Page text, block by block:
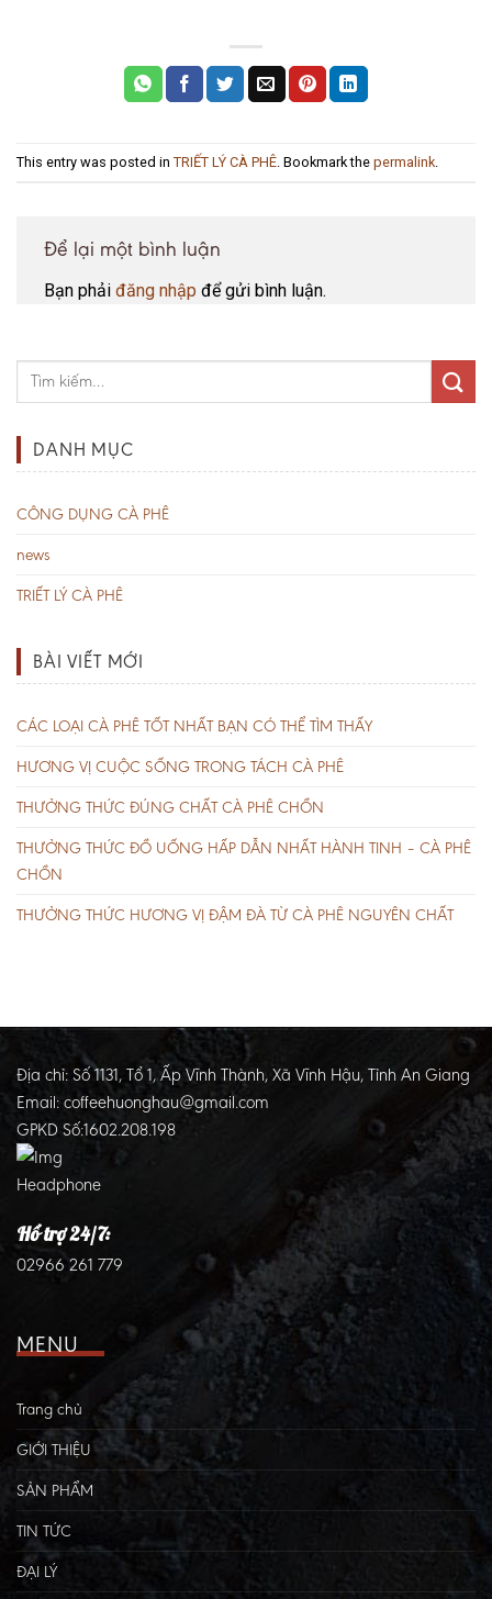
This entry was posted in TRIẾT LÝ CÀ PHÊ . Bookmark the permalink
Để lại một bình luận
Bạn phải đăng nhập để gửi bình luận.
DANH MỤC
CÔNG DỤNG CÀ PHÊ
news
TRIẾT LÝ CÀ PHÊ
BÀI VIẾT MỚI
CÁC LOẠI CÀ PHÊ TỐT NHẤT BẠN CÓ THỂ TÌM THẤY
HƯƠNG VỊ CUỘC SỐNG TRONG TÁCH CÀ PHÊ
THƯỞNG THỨC ĐÚNG CHẤT CÀ PHÊ CHỒN
THƯỞNG THỨC ĐỒ UỐNG HẤP DẪN NHẤT HÀNH TINH – CÀ PHÊ
CHỒN
THƯỞNG THỨC HƯƠNG VỊ ĐẬM ĐÀ TỪ CÀ PHÊ NGUYÊN CHẤT
Địa chỉ: Số 1131, Tổ 1, Ấp Vĩnh Thành, Xã Vĩnh Hậu, Tỉnh An Giang
Email: coffeehuonghau@gmail.com
GPKD Số:1602.208.198
Hổ trợ 24/7:
02966 261 779
MENU
Trang chủ
GIỚI THIỆU
SẢN PHẨM
TIN TỨC
ĐẠI LÝ